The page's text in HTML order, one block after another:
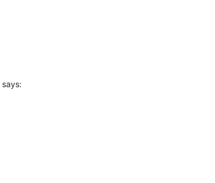
says: